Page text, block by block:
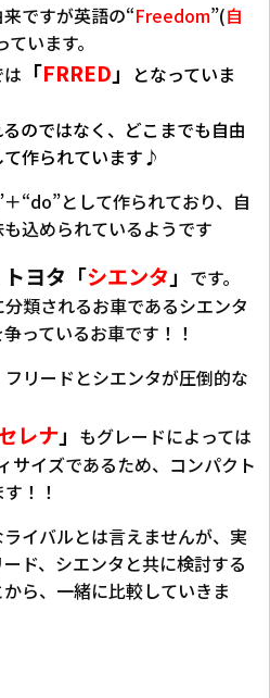
ですが英語の“Freedom”(自
います。
「FRRED」
となっていま
のではなく、どこまでも自由
作られています♪
“do”として作られており、自
込められているようです
トヨタ「シエンタ 」 です。
類されるお車であるシエンタ
っているお車です！！
リードとシエンタが圧倒的な
レナ」 もグレードによっては
サイズであるため、コンパクト
！！
イバルとは言えませんが、実
ド、シエンタと共に検討する
ら、一緒に比較していきま